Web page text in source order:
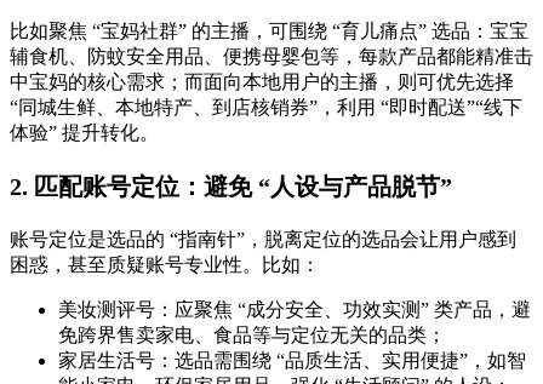
比如聚焦 “宝妈社群” 的主播，可围绕 “育儿痛点” 选品：宝宝
辅食机、防蚊安全用品、便携母婴包等，每款产品都能精准击
中宝妈的核心需求；而面向本地用户的主播，则可优先选择
“同城生鲜、本地特产、到店核销券”，利用 “即时配送”“线下
体验” 提升转化。
2. 匹配账号定位：避免 “人设与产品脱节”
账号定位是选品的 “指南针”，脱离定位的选品会让用户感到
困惑，甚至质疑账号专业性。比如：
美妆测评号：应聚焦 “成分安全、功效实测” 类产品，避
免跨界售卖家电、食品等与定位无关的品类；
家居生活号：选品需围绕 “品质生活、实用便捷”，如智